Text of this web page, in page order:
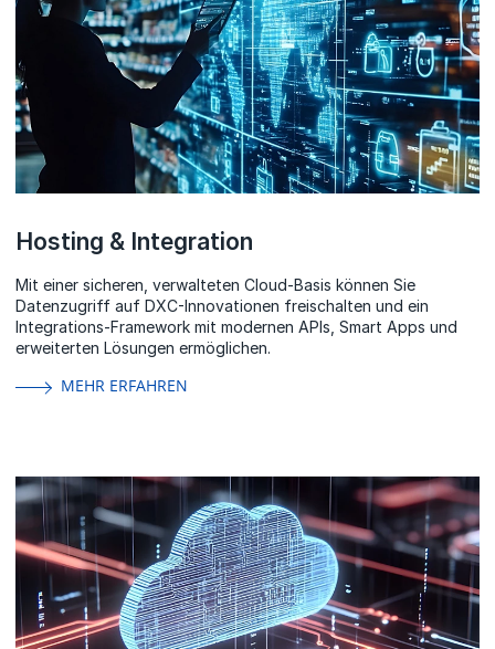
Hosting & Integration
Mit einer sicheren, verwalteten Cloud-Basis können Sie
Datenzugriff auf DXC-Innovationen freischalten und ein
Integrations-Framework mit modernen APIs, Smart Apps und
erweiterten Lösungen ermöglichen.
MEHR ERFAHREN